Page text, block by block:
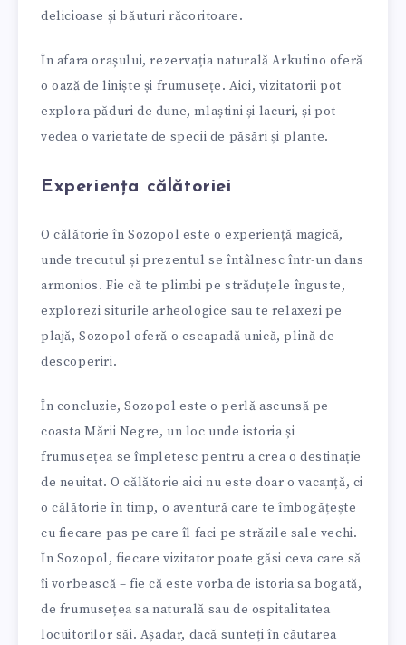
delicioase și băuturi răcoritoare.
În afara orașului, rezervația naturală Arkutino oferă
o oază de liniște și frumusețe. Aici, vizitatorii pot
explora păduri de dune, mlaștini și lacuri, și pot
vedea o varietate de specii de păsări și plante.
Experiența călătoriei
O călătorie în Sozopol este o experiență magică,
unde trecutul și prezentul se întâlnesc într-un dans
armonios. Fie că te plimbi pe străduțele înguste,
explorezi siturile arheologice sau te relaxezi pe
plajă, Sozopol oferă o escapadă unică, plină de
descoperiri.
În concluzie, Sozopol este o perlă ascunsă pe
coasta Mării Negre, un loc unde istoria și
frumusețea se împletesc pentru a crea o destinație
de neuitat. O călătorie aici nu este doar o vacanță, ci
o călătorie în timp, o aventură care te îmbogățește
cu fiecare pas pe care îl faci pe străzile sale vechi.
În Sozopol, fiecare vizitator poate găsi ceva care să
îi vorbească – fie că este vorba de istoria sa bogată,
de frumusețea sa naturală sau de ospitalitatea
locuitorilor săi. Așadar, dacă sunteți în căutarea